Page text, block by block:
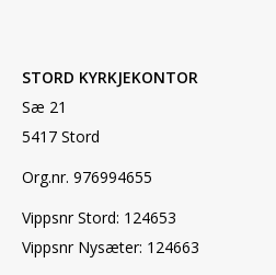
STORD KYRKJEKONTOR
Sæ 21
5417 Stord
Org.nr. 976994655
Vippsnr Stord: 124653
Vippsnr Nysæter: 124663